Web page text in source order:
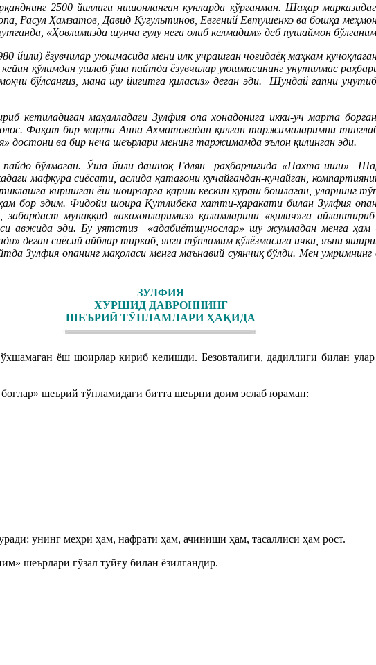
2500 йиллиги нишонланган кунларда кўрганман. Шаҳар
Расул Ҳамзатов, Давид Кугультинов, Евгений Евтушенко ва бошқа меҳмон
«Ҳовлимизда шунча гулу нега олиб келмадим» деб пушаймон
йили) ёзувчилар уюшмасида мени илк учрашган чоғидаёқ маҳкам
қўлимдан ушлаб ўша пайтда ёзувчилар уюшмасининг унутилмас
бўлсангиз, мана шу йигитга қиласиз» деган эди. Шундай гапни
кетиладиган маҳалладаги Зулфия опа хонадонига икки-уч марта
Фақат бир марта Анна Ахматовадан қилган таржималаримни
ва бир неча шеърлари менинг таржимамда эълон қилинган эди.
бўлмаган. Ўша йили дашноқ Гдлян раҳбарлигида «Пахта иши»
мафкура сиёсати, аслида қатағони кучайгандан-кучайган,
киришган ёш шоирларга қарши кескин кураш бошлаган, уларнинг
бор эдим. Фидойи шоира Қутлибека хатти-ҳаракати билан Зулфия
мунаққид «акахонларимиз» қаламларини «қилич»га
авжида эди. Бу уятстиз «адабиётшунослар» шу жумладан менга ҳам
деган сиёсий айблар тиркаб, янги тўпламим қўлёзмасига ички, яъни
Зулфия опанинг мақоласи менга маънавий суянчиқ бўлди. Мен умримнинг
ЗУЛФИЯ
ХУРШИД ДАВРОННИНГ
ШЕЪРИЙ ТЎПЛАМЛАРИ ҲАҚИДА
ёш шоирлар кириб келишди. Безовталиги, дадиллиги билан
шеърий тўпламидаги битта шеърни доим эслаб юраман:
унинг меҳри ҳам, нафрати ҳам, ачиниши ҳам, тасаллиси ҳам рост.
шеърлари гўзал туйғу билан ёзилгандир.